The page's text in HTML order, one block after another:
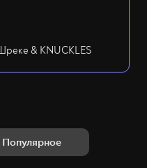
& KNUCKLES
Популярное